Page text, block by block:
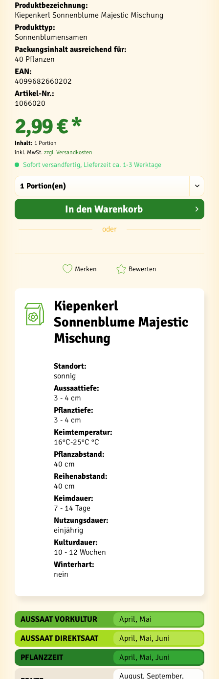
Produktbezeichnung:
Kiepenkerl Sonnenblume Majestic Mischung
Produkttyp:
Sonnenblumensamen
Packungsinhalt ausreichend für:
40 Pflanzen
EAN:
4099682660202
Artikel-Nr.:
1066020
2,99 € *
Inhalt: 1 Portion
inkl. MwSt. zzgl. Versandkosten
Sofort versandfertig, Lieferzeit ca. 1-3 Werktage
In den Warenkorb
oder
Merken Bewerten
Kiepenkerl
Sonnenblume Majestic
Mischung
Standort:
sonnig
Aussaattiefe:
3 - 4 cm
Pflanztiefe:
3 - 4 cm
Keimtemperatur:
16°C-25°C °C
Pflanzabstand:
40 cm
Reihenabstand:
40 cm
Keimdauer:
7 - 14 Tage
Nutzungsdauer:
einjährig
Kulturdauer:
10 - 12 Wochen
Winterhart:
nein
AUSSAAT VORKULTUR
April, Mai
AUSSAAT DIREKTSAAT
April, Mai, Juni
PFLANZZEIT
April, Mai, Juni
August, September,